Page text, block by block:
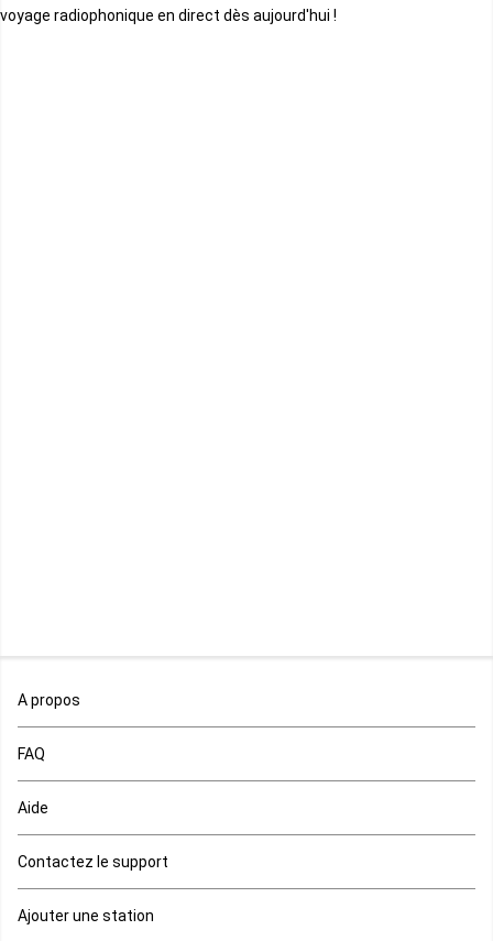
Rd Congo
Lituanien
voyage radiophonique en direct dès aujourd'hui !
A propos
FAQ
Aide
Contactez le support
Ajouter une station